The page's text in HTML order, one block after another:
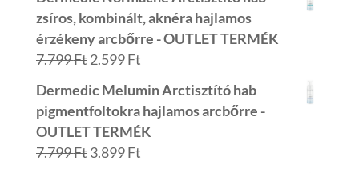
zsíros, kombinált, aknéra hajlamos
érzékeny arcbőrre - OUTLET TERMÉK
7.799FtOriginal
was:
7.799 Ft.
2.599FtCurrent
is:
2.599 Ft.
Dermedic Melumin Arctisztító hab
pigmentfoltokra hajlamos arcbőrre -
OUTLET TERMÉK
7.799FtOriginal
3.899FtCurrent